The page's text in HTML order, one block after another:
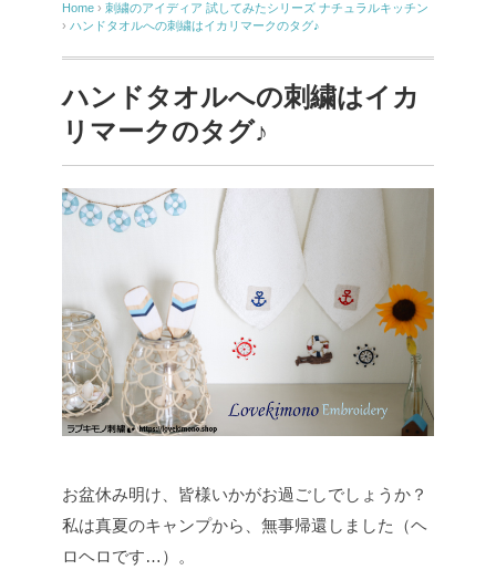
Home › 刺繍のアイディア 試してみたシリーズ ナチュラルキッチン
› ハンドタオルへの刺繍はイカリマークのタグ♪
ハンドタオルへの刺繍はイカ
リマークのタグ♪
お盆休み明け、皆様いかがお過ごしでしょうか？
私は真夏のキャンプから、無事帰還しました（ヘ
ロヘロです…）。